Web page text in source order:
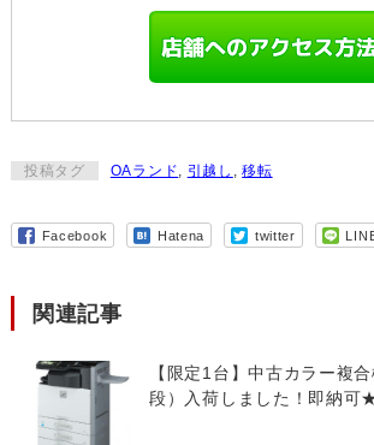
投稿タグ OAランド, 引越し ,移転
Facebook Hatena twitter
関連記事
【限定1台】中古カラー複
段）入荷しました！即納可